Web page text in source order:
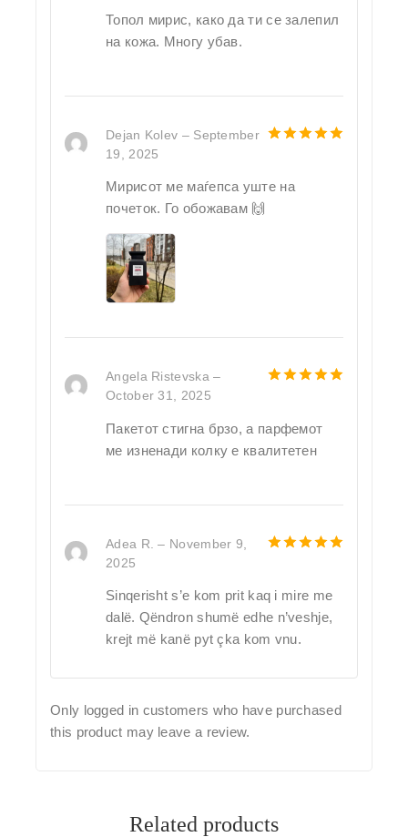
Топол мирис, како да ти се залепил
на кожа. Многу убав.
Dejan Kolev – September
19, 2025
Мирисот ме маѓепса уште на
почеток. Го обожавам 🙌
Angela Ristevska–
October 31, 2025
Пакетот стигна брзо, а парфемот
ме изненади колку е квалитетен
Adea R.– November 9,
2025
Sinqerisht s’e kom prit kaq i mire me
dalë. Qëndron shumë edhe n’veshje,
krejt më kanë pyt çka kom vnu.
Only logged in customers who have purchased
this product may leave a review.
Related products